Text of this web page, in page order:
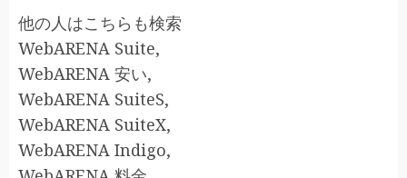
他の人はこちらも検索
WebARENA Suite,
WebARENA 安い,
WebARENA SuiteS,
WebARENA SuiteX,
WebARENA Indigo,